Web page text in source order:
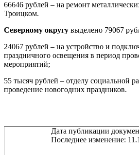
66646 рублей – на ремонт
Троицком.
Северному округу выделено 79067
24067 рублей – на устройство и
праздничного освещения в период
мероприятий;
55 тысяч рублей – отделу социальной
проведение новогодних праздников.
Дата публикации
Последнее изменение: